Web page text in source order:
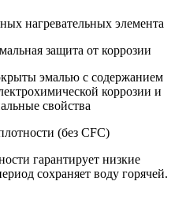
нагревательных элемента
защита от коррозии
эмалью с содержанием
коррозии и
свойства
(без CFC)
гарантирует низкие
сохраняет воду горячей.